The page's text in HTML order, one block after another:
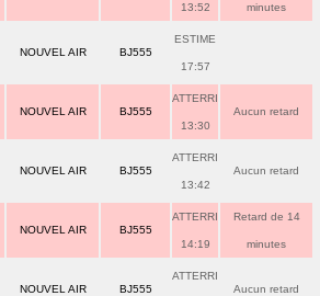
13:52 minutes
NOUVEL AIR BJ555
ESTIME
17:57
NOUVEL AIR BJ555
ATTERRI
13:30
Aucun retard
NOUVEL AIR BJ555
ATTERRI
13:42
Aucun retard
NOUVEL AIR BJ555
ATTERRI
14:19
Retard de 14
minutes
NOUVEL AIR BJ555
ATTERRI
Aucun retard